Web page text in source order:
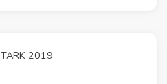
TARK 2019